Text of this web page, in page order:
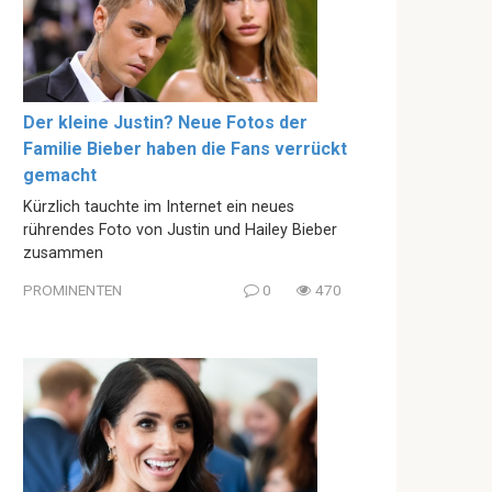
Der kleine Justin? Neue Fotos der
Familie Bieber haben die Fans verrückt
gemacht
Kürzlich tauchte im Internet ein neues
rührendes Foto von Justin und Hailey Bieber
zusammen
PROMINENTEN 0 470